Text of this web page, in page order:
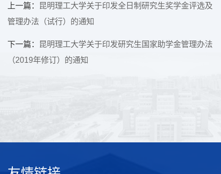
上一篇：
昆明理工大学关于印发全日制研究生奖学金评选及
管理办法（试行）的通知
下一篇：
昆明理工大学关于印发研究生国家助学金管理办法
（2019年修订）的通知